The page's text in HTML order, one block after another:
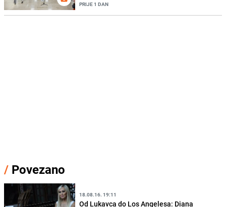
PRIJE 1 DAN
/ Povezano
18.08.16. 19:11
Od Lukavca do Los Angelesa: Diana